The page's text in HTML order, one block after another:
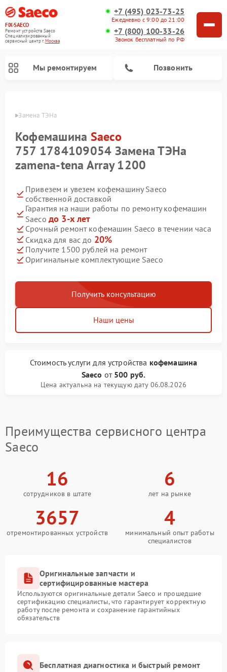
FIX-SAECO
Ремонт устройств Saeco
Специализированный
cервисный центр г.Москва
+7 (495) 023-73-25
Ежедневно с 9:00 до 21:00
+7 (800) 100-33-26
Звонок бесплатный по РФ
Мы ремонтируем Позвонить
Замена ТЭНа
Кофемашина Saeco
757 1784109054 Замена ТЭНа
zamena-tena Array 1200
Привезем и увезем кофемашину Saeco
собственной доставкой
Гарантия на наши работы по ремонту кофемашин
Saeco до 3-х лет
Срочный ремонт кофемашин Saeco в течении часа
Скидка для вас до 20%
Получите 1500 рублей на ремонт
Оригинальные комплектующие Saeco
Получить консультацию
Наши цены
Стоимость услуги для устройства кофемашина
Saeco от 500 руб.
Цена актуальна на текущую дату 06.08.2026
Преимущества сервисного центра
Saeco
16
сотрудников в штате
6
лет на рынке
3657
отремонтированных устройств
4
минимальный опыт работы
специалистов
Оригинальные запчасти и
сертифицированные мастера
Используются оригинальные детали Saeco и прошедшие
сертификацию специалисты, что гарантирует корректную
работу после ремонта и сохранение гарантийных
обязательств
Бесплатная диагностика и быстрый ремонт